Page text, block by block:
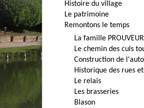
Histoire du village
Le patrimoine
Remontons le temps
La famille
Le chemin des culs
Construction de
Historique des rues
Le relais
Les brasseries
Blason